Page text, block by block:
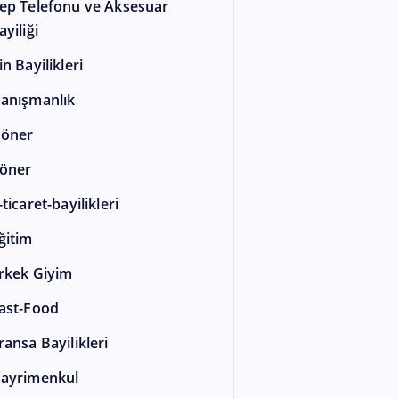
Telefonu ve Aksesuar
Bayilikleri
ticaret-bayilikleri
Giyim
Food
Bayilikleri